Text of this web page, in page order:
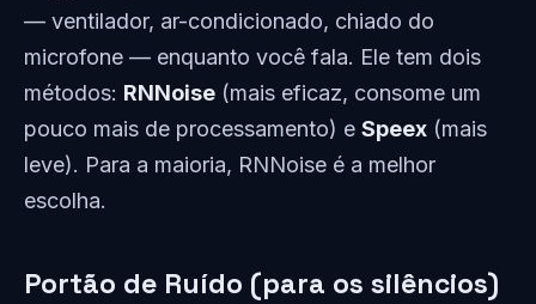
— ventilador, ar-condicionado, chiado do
microfone — enquanto você fala. Ele tem dois
métodos: RNNoise (mais eficaz, consome um
pouco mais de processamento) e Speex (mais
leve). Para a maioria, RNNoise é a melhor
escolha.
Portão de Ruído (para os silêncios)